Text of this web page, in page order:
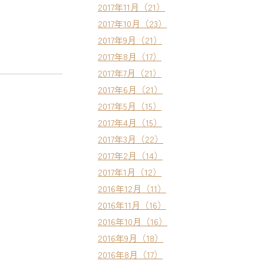
2017年11月（21）
2017年10月（23）
2017年9月（21）
2017年8月（17）
2017年7月（21）
2017年6月（21）
2017年5月（15）
2017年4月（15）
2017年3月（22）
2017年2月（14）
2017年1月（12）
2016年12月（11）
2016年11月（16）
2016年10月（16）
2016年9月（18）
2016年8月（17）